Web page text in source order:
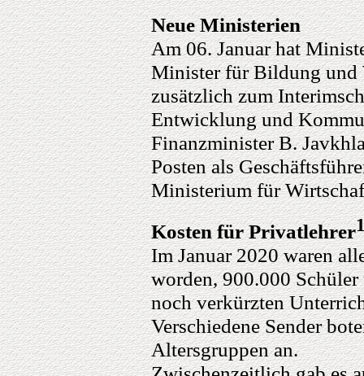
Neue Ministerien
Am 06. Januar hat
Minister für Bildung und
zusätzlich zum
Entwicklung und
Finanzminister B.
Posten als
Ministerium für
Kosten für Privatlehrer
Im Januar 2020 waren
worden, 900.000
noch verkürzten
Verschiedene Sender
Altersgruppen an.